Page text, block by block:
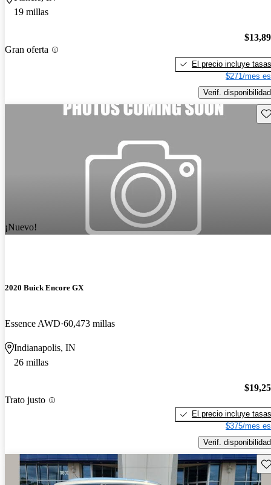
19 millas
Gran oferta
El precio incluye tasas
$271/mes
Verif. disponibilidad
¡Nuevo!
2020 Buick Encore GX
Essence AWD 60,473 millas
Indianapolis, IN
26 millas
Trato justo
El precio incluye tasas
$375/mes
Verif. disponibilidad